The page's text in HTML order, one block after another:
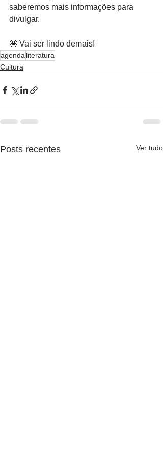
saberemos mais informações para
divulgar.
🤩 Vai ser lindo demais!
agenda literatura
Cultura
Posts recentes Ver tudo